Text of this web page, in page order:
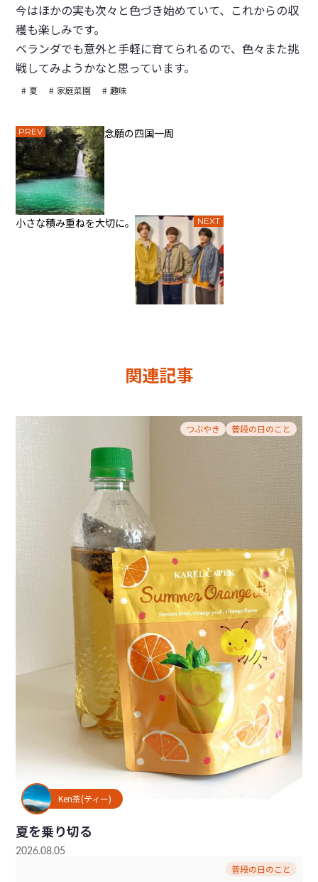
今はほかの実も次々と色づき始めていて、これからの収
穫も楽しみです。
ベランダでも意外と手軽に育てられるので、色々また挑
戦してみようかなと思っています。
夏 家庭菜園 趣味
PREV 念願の四国一周
NEXT
小さな積み重ねを大切に。
関連記事
つぶやき 普段の日のこと
Ken茶(ティー)
夏を乗り切る
2026.08.05
普段の日のこと